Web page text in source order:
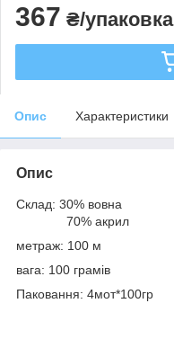
367 ₴/упаковка
Опис Характеристики
Опис
Склад: 30% вовна
70% акрил
метраж: 100 м
вага: 100 грамів
Паковання: 4мот*100гр